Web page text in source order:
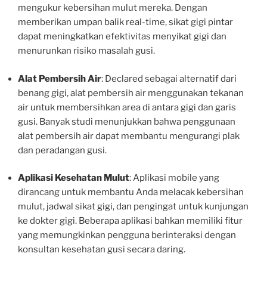
mengukur kebersihan mulut mereka. Dengan
memberikan umpan balik real-time, sikat gigi pintar
dapat meningkatkan efektivitas menyikat gigi dan
menurunkan risiko masalah gusi.
Alat Pembersih Air: Declared sebagai alternatif dari
benang gigi, alat pembersih air menggunakan tekanan
air untuk membersihkan area di antara gigi dan garis
gusi. Banyak studi menunjukkan bahwa penggunaan
alat pembersih air dapat membantu mengurangi plak
dan peradangan gusi.
Aplikasi Kesehatan Mulut: Aplikasi mobile yang
dirancang untuk membantu Anda melacak kebersihan
mulut, jadwal sikat gigi, dan pengingat untuk kunjungan
ke dokter gigi. Beberapa aplikasi bahkan memiliki fitur
yang memungkinkan pengguna berinteraksi dengan
konsultan kesehatan gusi secara daring.